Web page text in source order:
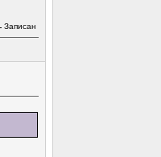
Записан